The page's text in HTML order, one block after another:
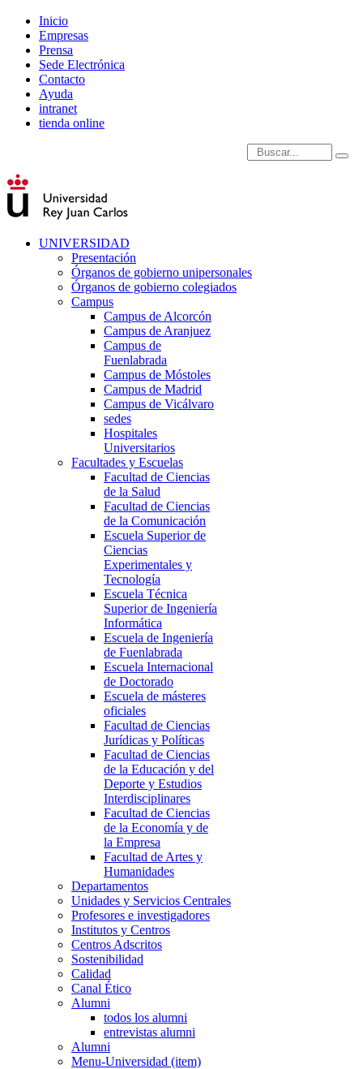
Inicio
Empresas
Prensa
Sede Electrónica
Contacto
Ayuda
intranet
tienda online
Introduce términos de
UNIVERSIDAD
Presentación
Órganos de gobierno unipersonales
Órganos de gobierno colegiados
Campus
Campus de Alcorcón
Campus de Aranjuez
Campus de
Fuenlabrada
Campus de Móstoles
Campus de Madrid
Campus de Vicálvaro
sedes
Hospitales
Universitarios
Facultades y Escuelas
Facultad de Ciencias
de la Salud
Facultad de Ciencias
de la Comunicación
Escuela Superior de
Ciencias
Experimentales y
Tecnología
Escuela Técnica
Superior de Ingeniería
Informática
Escuela de Ingeniería
de Fuenlabrada
Escuela Internacional
de Doctorado
Escuela de másteres
oficiales
Facultad de Ciencias
Jurídicas y Políticas
Facultad de Ciencias
de la Educación y del
Deporte y Estudios
Interdisciplinares
Facultad de Ciencias
de la Economía y de
la Empresa
Facultad de Artes y
Humanidades
Departamentos
Unidades y Servicios Centrales
Profesores e investigadores
Institutos y Centros
Centros Adscritos
Sostenibilidad
Calidad
Canal Ético
Alumni
todos los alumni
entrevistas alumni
Alumni
Menu-Universidad (item)